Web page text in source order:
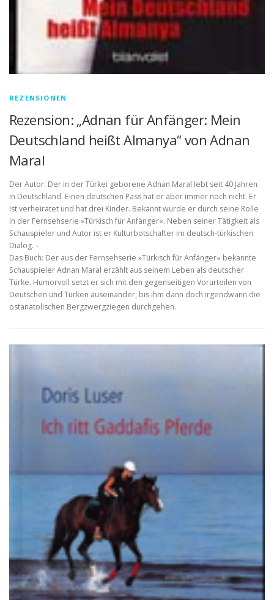
REZENSIONEN
Rezension: „Adnan für Anfänger: Mein
Deutschland heißt Almanya“ von Adnan
Maral
Der Autor: Der in der Türkei geborene Adnan Maral lebt seit 40 Jahren
in Deutschland. Einen deutschen Pass hat er aber immer noch nicht. Er
ist verheiratet und hat drei Kinder. Bekannt wurde er durch seine Rolle
in der Fernsehserie »Türkisch für Anfänger«. Neben seiner Tätigkeit als
Schauspieler und Autor ist er Kulturbotschafter im deutsch-türkischen
Dialog. –
Das Buch: Der aus der Fernsehserie »Türkisch für Anfänger« bekannte
Schauspieler Adnan Maral erzählt aus seinem Leben als deutscher
Türke. Humorvoll setzt er sich mit den gegenseitigen Vorurteilen von
Deutschen und Türken auseinander, bis ihm dann doch irgendwann die
ostanatolischen Bergzwergziegen durchgehen.